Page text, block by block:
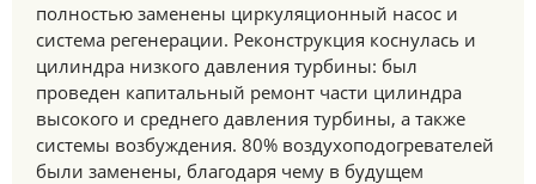
полностью заменены циркуляционный насос и
система регенерации. Реконструкция коснулась и
цилиндра низкого давления турбины: был
проведен капитальный ремонт части цилиндра
высокого и среднего давления турбины, а также
системы возбуждения. 80% воздухоподогревателей
были заменены, благодаря чему в будущем